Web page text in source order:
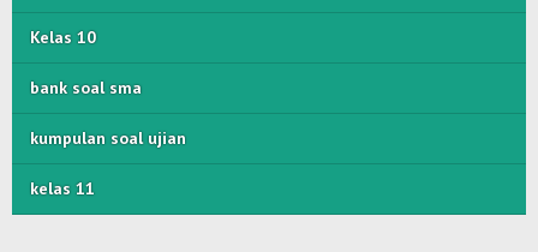
Kelas 10
bank soal sma
kumpulan soal ujian
kelas 11